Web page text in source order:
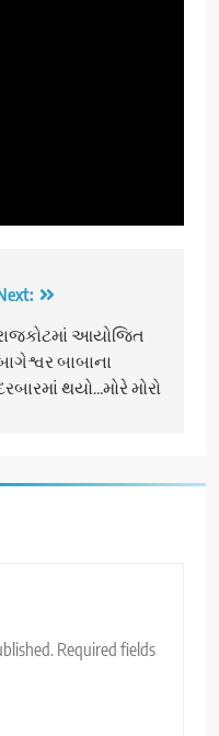
આયોજિત
બાબાના
થયો…મોરે મોરો
Required fields